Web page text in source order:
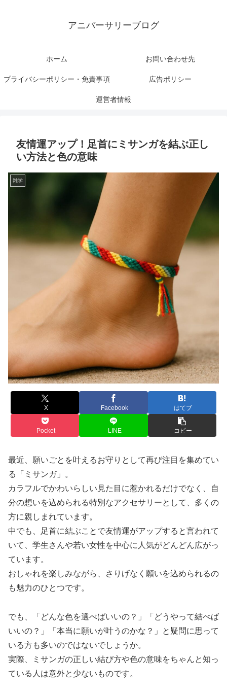
アニバーサリーブログ
ホーム お問い合わせ先
プライバシーポリシー・免責事項 広告ポリシー
運営者情報
友情運アップ！足首にミサンガを結ぶ正し
い方法と色の意味
雑学
X Facebook はてブ
Pocket LINE コピー
最近、願いごとを叶えるお守りとして再び注目を集めてい
る「ミサンガ」。
カラフルでかわいらしい見た目に惹かれるだけでなく、自
分の想いを込められる特別なアクセサリーとして、多くの
方に親しまれています。
中でも、足首に結ぶことで友情運がアップすると言われて
いて、学生さんや若い女性を中心に人気がどんどん広がっ
ています。
おしゃれを楽しみながら、さりげなく願いを込められるの
も魅力のひとつです。
でも、「どんな色を選べばいいの？」「どうやって結べば
いいの？」「本当に願いが叶うのかな？」と疑問に思って
いる方も多いのではないでしょうか。
実際、ミサンガの正しい結び方や色の意味をちゃんと知っ
ている人は意外と少ないものです。